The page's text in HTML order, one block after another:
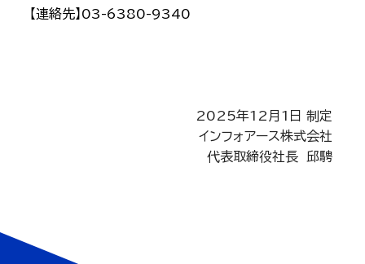
【連絡先】03-6380-9340
2025年12月1日 制定
インフォアース株式会社
代表取締役社長 邱騁